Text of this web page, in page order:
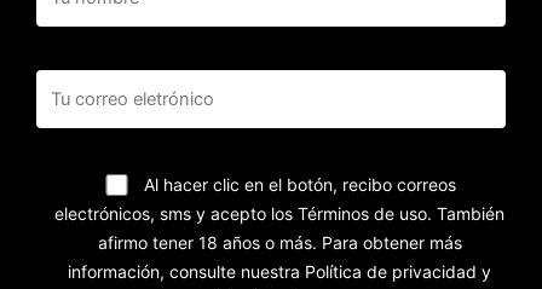
Al hacer clic en el botón, recibo correos
electrónicos, sms y acepto los Términos de uso. También
afirmo tener 18 años o más. Para obtener más
información, consulte nuestra Política de privacidad y